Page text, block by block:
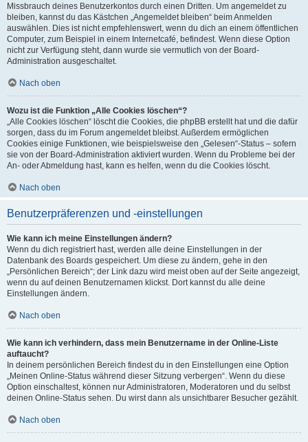
Missbrauch deines Benutzerkontos durch einen Dritten. Um angemeldet zu
bleiben, kannst du das Kästchen „Angemeldet bleiben“ beim Anmelden
auswählen. Dies ist nicht empfehlenswert, wenn du dich an einem öffentlichen
Computer, zum Beispiel in einem Internetcafé, befindest. Wenn diese Option
nicht zur Verfügung steht, dann wurde sie vermutlich von der Board-
Administration ausgeschaltet.
Nach oben
Wozu ist die Funktion „Alle Cookies löschen“?
„Alle Cookies löschen“ löscht die Cookies, die phpBB erstellt hat und die dafür
sorgen, dass du im Forum angemeldet bleibst. Außerdem ermöglichen
Cookies einige Funktionen, wie beispielsweise den „Gelesen“-Status – sofern
sie von der Board-Administration aktiviert wurden. Wenn du Probleme bei der
An- oder Abmeldung hast, kann es helfen, wenn du die Cookies löscht.
Nach oben
Benutzerpräferenzen und -einstellungen
Wie kann ich meine Einstellungen ändern?
Wenn du dich registriert hast, werden alle deine Einstellungen in der
Datenbank des Boards gespeichert. Um diese zu ändern, gehe in den
„Persönlichen Bereich“; der Link dazu wird meist oben auf der Seite angezeigt,
wenn du auf deinen Benutzernamen klickst. Dort kannst du alle deine
Einstellungen ändern.
Nach oben
Wie kann ich verhindern, dass mein Benutzername in der Online-Liste
auftaucht?
In deinem persönlichen Bereich findest du in den Einstellungen eine Option
„Meinen Online-Status während dieser Sitzung verbergen“. Wenn du diese
Option einschaltest, können nur Administratoren, Moderatoren und du selbst
deinen Online-Status sehen. Du wirst dann als unsichtbarer Besucher gezählt.
Nach oben